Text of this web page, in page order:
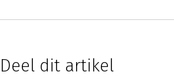
Deel dit artikel